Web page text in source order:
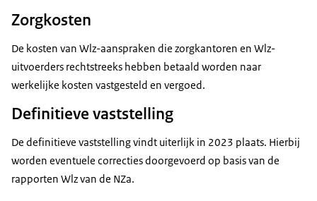
Zorgkosten
De kosten van Wlz-aanspraken die zorgkantoren en Wlz-
uitvoerders rechtstreeks hebben betaald worden naar
werkelijke kosten vastgesteld en vergoed.
Definitieve vaststelling
De definitieve vaststelling vindt uiterlijk in 2023 plaats. Hierbij
worden eventuele correcties doorgevoerd op basis van de
rapporten Wlz van de NZa.